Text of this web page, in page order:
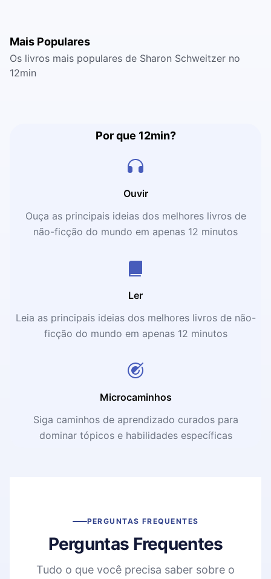
Mais Populares
Os livros mais populares de Sharon Schweitzer no
12min
Por que 12min?
Ouvir
Ouça as principais ideias dos melhores livros de
não-ficção do mundo em apenas 12 minutos
Ler
Leia as principais ideias dos melhores livros de não-
ficção do mundo em apenas 12 minutos
Microcaminhos
Siga caminhos de aprendizado curados para
dominar tópicos e habilidades específicas
PERGUNTAS FREQUENTES
Perguntas Frequentes
Tudo o que você precisa saber sobre o